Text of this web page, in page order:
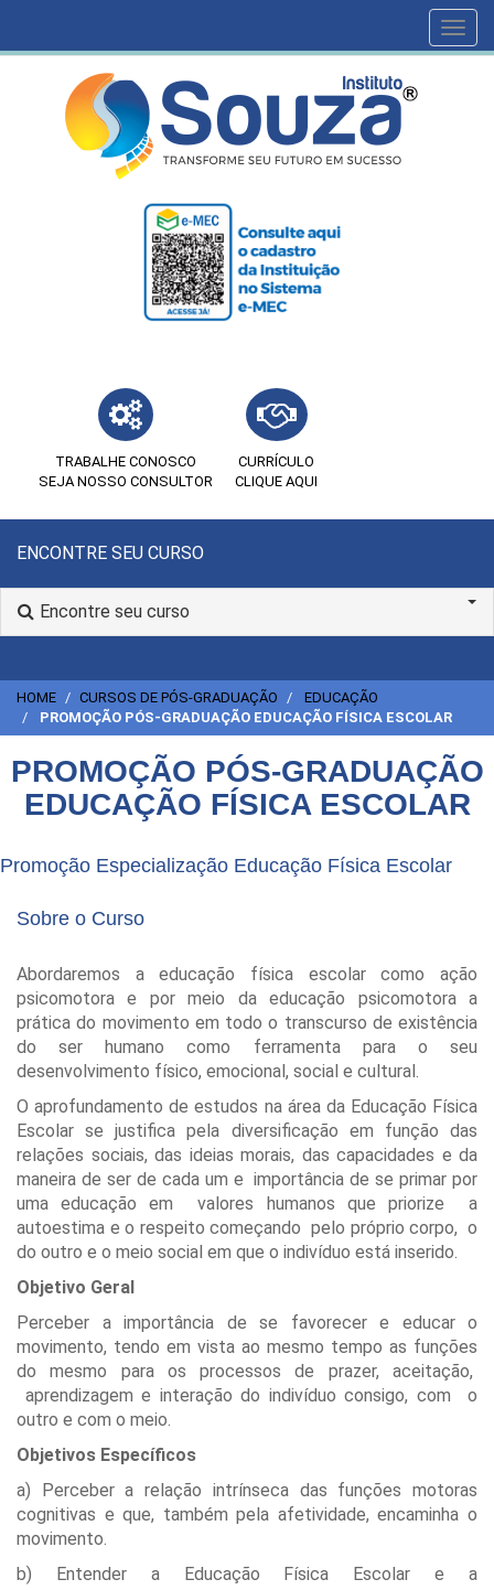
TRABALHE CONOSCO
SEJA NOSSO CONSULTOR
CURRÍCULO
CLIQUE AQUI
ENCONTRE SEU CURSO
Encontre seu curso
HOME CURSOS DE PÓS-GRADUAÇÃO
EDUCAÇÃO
PROMOÇÃO PÓS-GRADUAÇÃO EDUCAÇÃO FÍSICA ESCOLAR
PROMOÇÃO PÓS-GRADUAÇÃO
EDUCAÇÃO FÍSICA ESCOLAR
Promoção Especialização Educação Física Escolar
Sobre o Curso
Abordaremos a educação física escolar como ação
psicomotora e por meio da educação psicomotora a
prática do movimento em todo o transcurso de existência
do ser humano como ferramenta para o seu
desenvolvimento físico, emocional, social e cultural.
O aprofundamento de estudos na área da Educação Física
Escolar se justifica pela diversificação em função das
relações sociais, das ideias morais, das capacidades e da
maneira de ser de cada um e importância de se primar por
uma educação em valores humanos que priorize a
autoestima e o respeito começando pelo próprio corpo, o
do outro e o meio social em que o indivíduo está inserido.
Objetivo Geral
Perceber a importância de se favorecer e educar o
movimento, tendo em vista ao mesmo tempo as funções
do mesmo para os processos de prazer, aceitação,
aprendizagem e interação do indivíduo consigo, com o
outro e com o meio.
Objetivos Específicos
a) Perceber a relação intrínseca das funções motoras
cognitivas e que, também pela afetividade, encaminha o
movimento.
b) Entender a Educação Física Escolar e a